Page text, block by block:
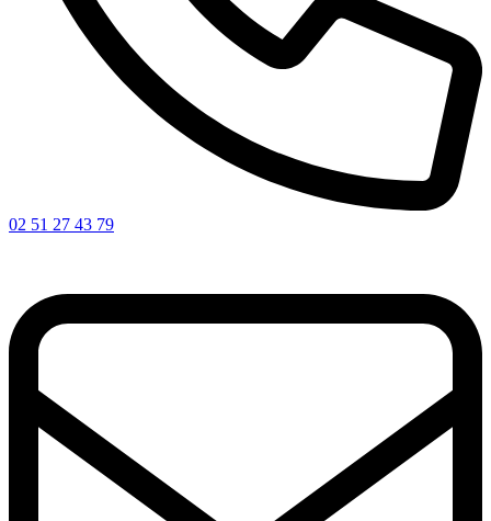
02 51 27 43 79